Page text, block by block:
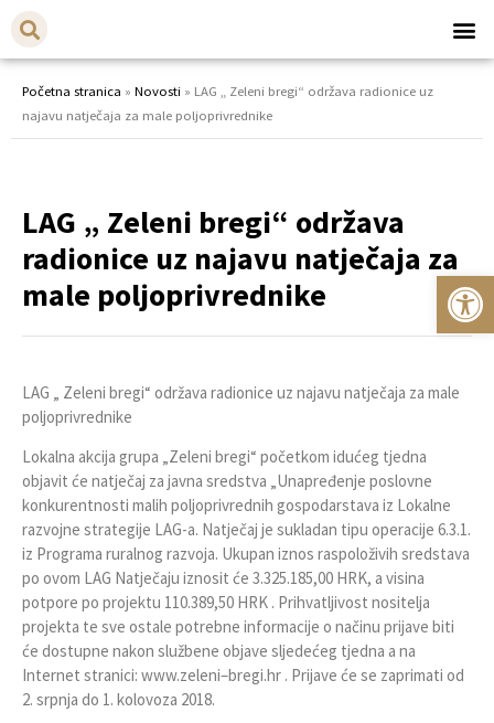
Početna stranica » Novosti » LAG „ Zeleni bregi“ održava radionice uz
najavu natječaja za male poljoprivrednike
LAG „ Zeleni bregi“ održava
radionice uz najavu natječaja za
male poljoprivrednike
LAG „ Zeleni bregi“ održava radionice uz najavu natječaja za male
poljoprivrednike
Lokalna akcija grupa „Zeleni bregi“ početkom idućeg tjedna
objavit će natječaj za javna sredstva „Unapređenje poslovne
konkurentnosti malih poljoprivrednih gospodarstava iz Lokalne
razvojne strategije LAG-a. Natječaj je sukladan tipu operacije 6.3.1.
iz Programa ruralnog razvoja. Ukupan iznos raspoloživih sredstava
po ovom LAG Natječaju iznosit će 3.325.185,00 HRK, a visina
potpore po projektu 110.389,50 HRK . Prihvatljivost nositelja
projekta te sve ostale potrebne informacije o načinu prijave biti
će dostupne nakon službene objave sljedećeg tjedna a na
Internet stranici: www.zeleni–bregi.hr . Prijave će se zaprimati od
2. srpnja do 1. kolovoza 2018.